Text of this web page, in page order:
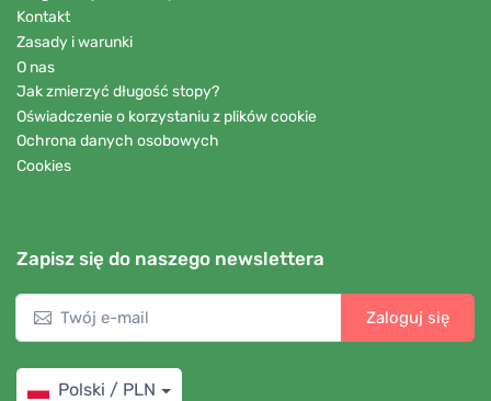
Kontakt
Zasady i warunki
O nas
Jak zmierzyć długość stopy?
Oświadczenie o korzystaniu z plików cookie
Ochrona danych osobowych
Cookies
Zapisz się do naszego newslettera
Zaloguj się
Polski / PLN